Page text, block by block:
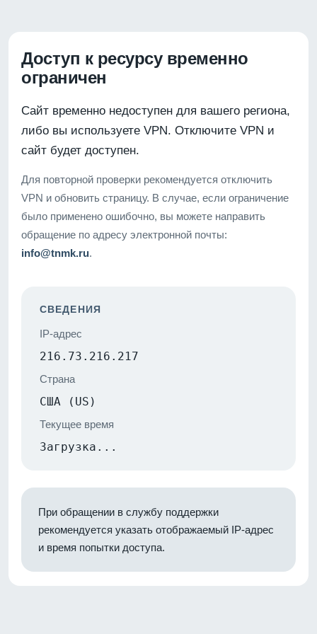
Доступ к ресурсу временно
ограничен
Сайт временно недоступен для вашего региона,
либо вы используете VPN. Отключите VPN и
сайт будет доступен.
Для повторной проверки рекомендуется отключить
VPN и обновить страницу. В случае, если ограничение
было применено ошибочно, вы можете направить
обращение по адресу электронной почты:
info@tnmk.ru.
СВЕДЕНИЯ
IP-адрес
216.73.216.217
Страна
США (US)
Текущее время
Загрузка...
При обращении в службу поддержки
рекомендуется указать отображаемый IP-адрес
и время попытки доступа.